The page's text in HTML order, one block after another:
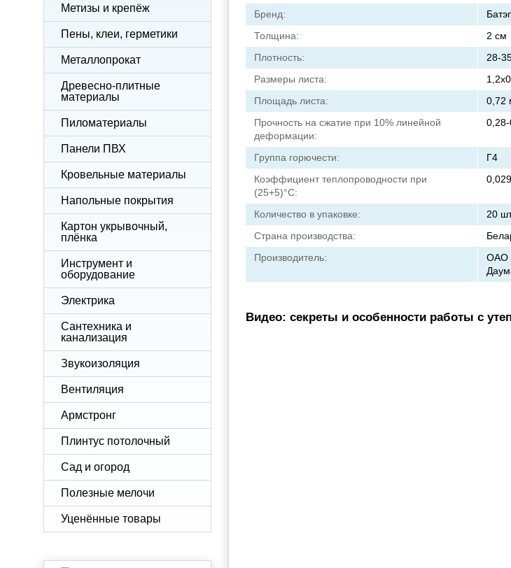
Метизы и крепёж
Пены, клеи, герметики
Металлопрокат
Древесно-плитные
материалы
Пиломатериалы
Панели ПВХ
Кровельные материалы
Напольные покрытия
Картон укрывочный,
плёнка
Инструмент и
оборудование
Электрика
Сантехника и
канализация
Звукоизоляция
Вентиляция
Армстронг
Плинтус потолочный
Сад и огород
Полезные мелочи
Уценённые товары
Бренд:
Толщина:
2 см
Плотность:
28-
Размеры листа:
Площадь листа:
0,72
Прочность на сжатие при 10% линейной
деформации:
Группа горючести:
Г4
Коэффициент теплопроводности при
(25+5)°C:
Количество в упаковке:
20
Страна производства:
Производитель:
ОАО
Видео: секреты и особенности работы с